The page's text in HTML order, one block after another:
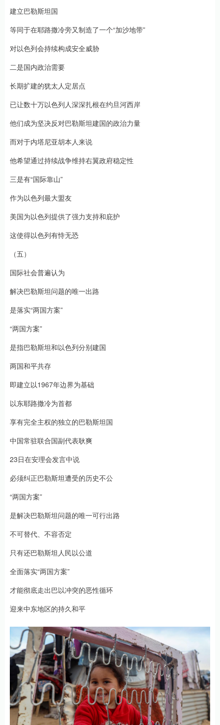
建立巴勒斯坦国
等同于在耶路撒冷旁又制造了一个“加沙地带”
对以色列会持续构成安全威胁
二是国内政治需要
长期扩建的犹太人定居点
已让数十万以色列人深深扎根在约旦河西岸
他们成为坚决反对巴勒斯坦建国的政治力量
而对于内塔尼亚胡本人来说
他希望通过持续战争维持右翼政府稳定性
三是有“国际靠山”
作为以色列最大盟友
美国为以色列提供了强力支持和庇护
这使得以色列有恃无恐
（五）
国际社会普遍认为
解决巴勒斯坦问题的唯一出路
是落实“两国方案”
“两国方案”
是指巴勒斯坦和以色列分别建国
两国和平共存
即建立以1967年边界为基础
以东耶路撒冷为首都
享有完全主权的独立的巴勒斯坦国
中国常驻联合国副代表耿爽
23日在安理会发言中说
必须纠正巴勒斯坦遭受的历史不公
“两国方案”
是解决巴勒斯坦问题的唯一可行出路
不可替代、不容否定
只有还巴勒斯坦人民以公道
全面落实“两国方案”
才能彻底走出巴以冲突的恶性循环
迎来中东地区的持久和平